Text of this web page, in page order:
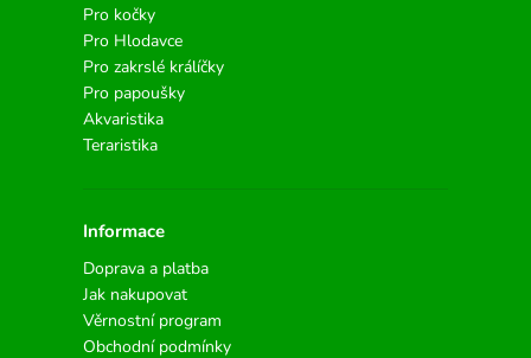
Pro kočky
Pro Hlodavce
Pro zakrslé králíčky
Pro papoušky
Akvaristika
Teraristika
Informace
Doprava a platba
Jak nakupovat
Věrnostní program
Obchodní podmínky